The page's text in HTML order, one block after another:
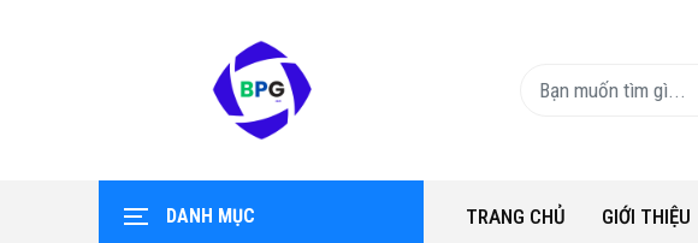
DANH MỤC TRANG CHỦ GIỚI THIỆU